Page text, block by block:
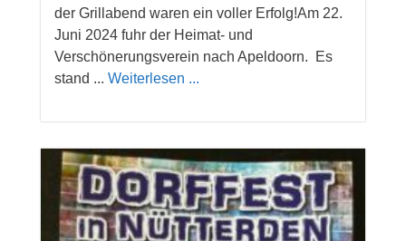
der Grillabend waren ein voller Erfolg!Am 22.
Juni 2024 fuhr der Heimat- und
Verschönerungsverein nach Apeldoorn. Es
stand ... Weiterlesen ...